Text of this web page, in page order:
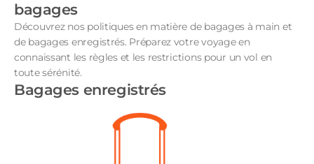
bagages
Découvrez nos politiques en matière de bagages à main et
de bagages enregistrés. Préparez votre voyage en
connaissant les règles et les restrictions pour un vol en
toute sérénité.
Bagages enregistrés